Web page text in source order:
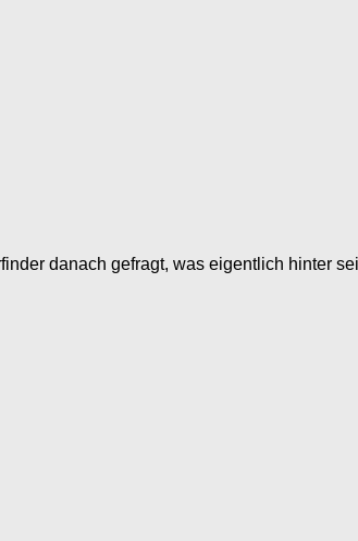
danach gefragt, was eigentlich hinter